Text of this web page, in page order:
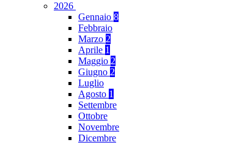
2026
Gennaio 8
Febbraio
Marzo 2
Aprile 1
Maggio 2
Giugno 2
Luglio
Agosto 1
Settembre
Ottobre
Novembre
Dicembre